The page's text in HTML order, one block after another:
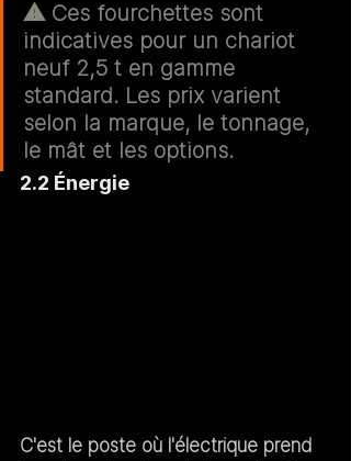
⚠️ Ces fourchettes sont
indicatives pour un chariot
neuf 2,5 t en gamme
standard. Les prix varient
selon la marque, le tonnage,
le mât et les options.
2.2 Énergie
C'est le poste où l'électrique prend